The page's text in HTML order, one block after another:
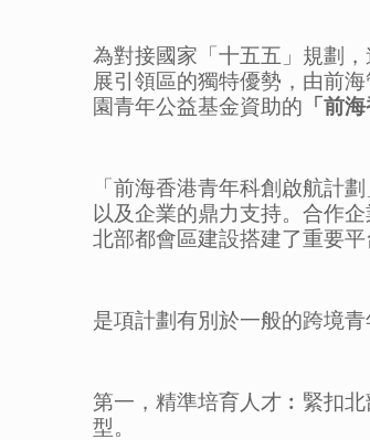
為對接國家「十五五」規劃
展引領區的獨特優勢，由前
園青年公益基金資助的 「前
「前海香港青年科創啟航計
以及企業的鼎力支持。合作
北部都會區建設搭建了重要平
是項計劃有別於一般的跨境
第一，精準培育人才︰緊扣
型。